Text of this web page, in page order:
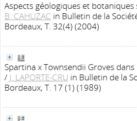
Aspects géologiques et
B. CAHUZAC in Bulletin de la
Bordeaux, T. 32(4) (2004)
Spartina x Townsendii Groves
/ J. LAPORTE-CRU in Bulletin de la
Bordeaux, T. 17 (1) (1989)